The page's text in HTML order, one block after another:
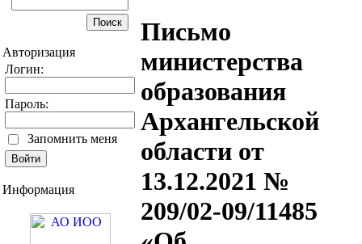
Авторизация
Логин:
Пароль:
Запомнить меня
Информация
Письмо
министерства
образования
Архангельской
области от
13.12.2021 №
209/02-09/11485